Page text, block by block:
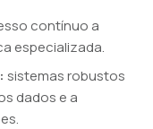
contínuo a
especializada.
sistemas robustos
dados e a